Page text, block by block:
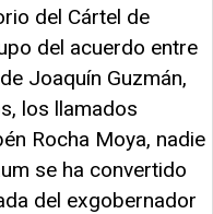
del Cártel de
del acuerdo entre
Joaquín Guzmán,
los llamados
Rocha Moya, nadie
se ha convertido
del exgobernador